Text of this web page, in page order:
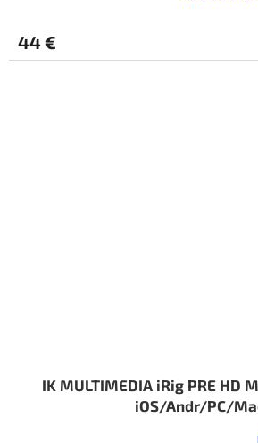
44 €
IK MULTIMEDIA iRig PRE HD
iOS/Andr/PC/